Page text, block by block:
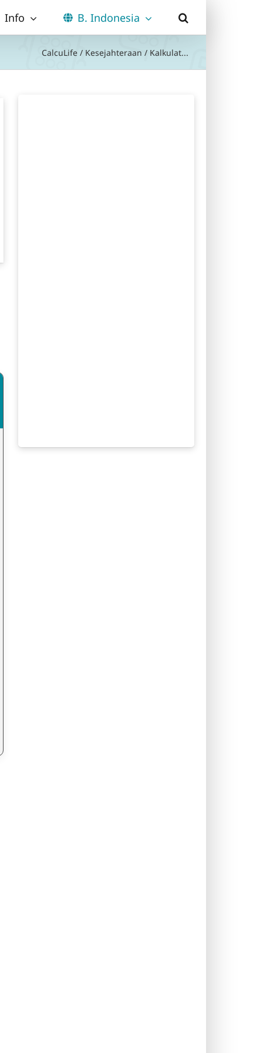
Info B. Indonesia
CalcuLife / Kesejahteraan / Kalkulat...